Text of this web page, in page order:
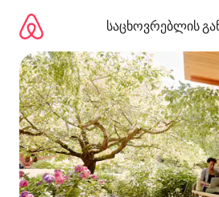
გადასვლა
საცხოვრებლის